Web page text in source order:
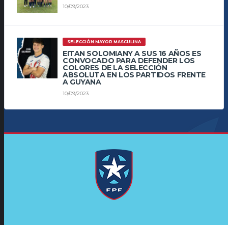
10/09/2023
SELECCIÓN MAYOR MASCULINA
EITAN SOLOMIANY A SUS 16 AÑOS ES
CONVOCADO PARA DEFENDER LOS
COLORES DE LA SELECCIÓN
ABSOLUTA EN LOS PARTIDOS FRENTE
A GUYANA
10/09/2023